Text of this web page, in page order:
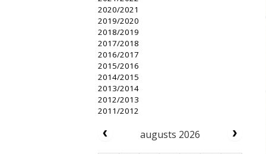
2020/2021
2019/2020
2018/2019
2017/2018
2016/2017
2015/2016
2014/2015
2013/2014
2012/2013
2011/2012
augusts 2026